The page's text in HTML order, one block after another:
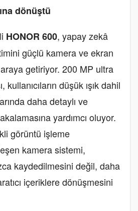
dönüştü
HONOR 600, yapay zekâ
güçlü kamera ve ekran
getiriyor. 200 MP ultra
düşük ışık dahil
daha detaylı ve
yardımcı oluyor.
görüntü işleme
kamera sistemi,
kaydedilmesini değil, daha
içeriklere dönüşmesini